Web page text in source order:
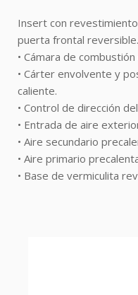
Insert con
puerta frontal reversible.
• Cámara de
• Cárter envolvente y
caliente.
• Control de dirección
• Entrada de aire
• Aire secundario
• Aire primario
• Base de vermiculita